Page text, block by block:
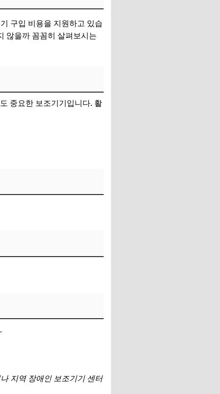
구입 비용을 지원하고 있습
않을까 꼼꼼히 살펴보시는
중요한 보조기기입니다. 활
지역 장애인 보조기기 센터